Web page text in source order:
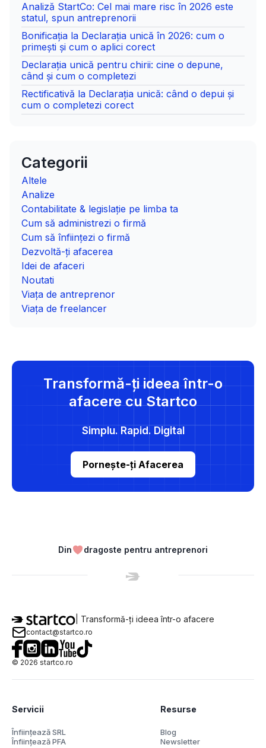
Analiză StartCo: Cel mai mare risc în 2026 este
statul, spun antreprenorii
Bonificația la Declarația unică în 2026: cum o
primești și cum o aplici corect
Declarația unică pentru chirii: cine o depune,
când și cum o completezi
Rectificativă la Declarația unică: când o depui și
cum o completezi corect
Categorii
Altele
Analize
Contabilitate & legislație pe limba ta
Cum să administrezi o firmă
Cum să înființezi o firmă
Dezvoltă-ți afacerea
Idei de afaceri
Noutati
Viața de antreprenor
Viața de freelancer
Transformă-ți ideea într-o
afacere cu Startco
Simplu. Rapid. Digital
Pornește-ți Afacerea
Din dragoste pentru antreprenori
| Transformă-ți ideea într-o afacere
contact@startco.ro
© 2026 startco.ro
Servicii
Înființează SRL
Înființează PFA
Resurse
Blog
Newsletter